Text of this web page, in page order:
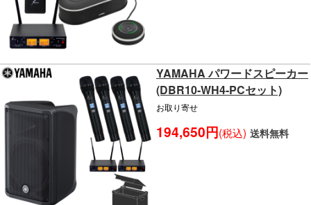
YAMAHA パワードスピーカー
(DBR10-WH4-PCセット)
お取り寄せ
194,650円(税込) 送料無料